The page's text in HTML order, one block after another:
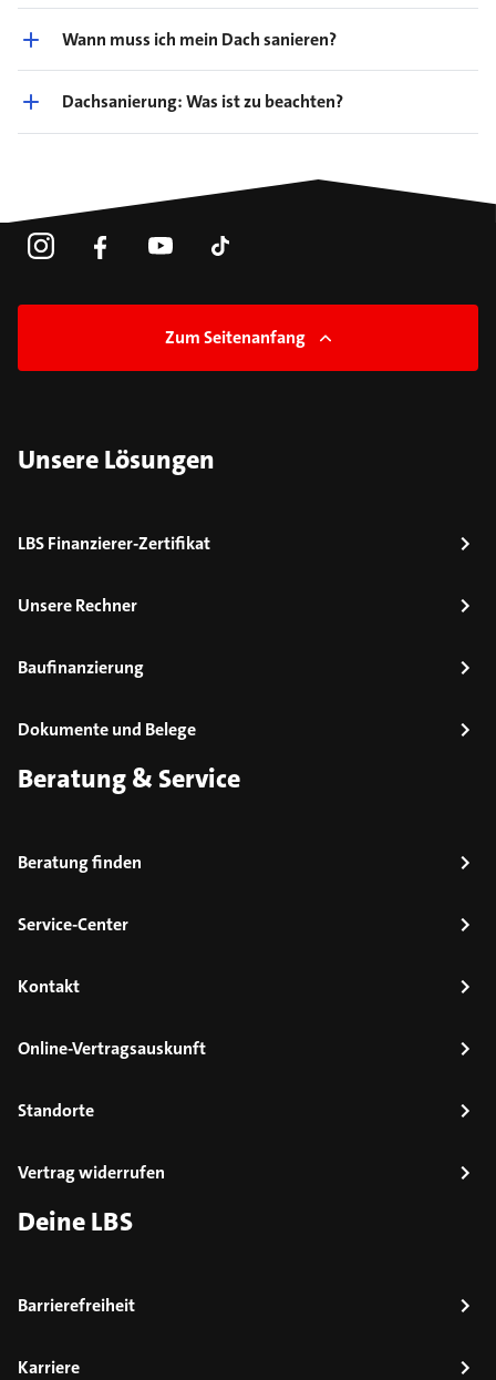
Wann muss ich mein Dach sanieren?
Dachsanierung: Was ist zu beachten?
Zum Seitenanfang
Unsere Lösungen
LBS Finanzierer-Zertifikat
Unsere Rechner
Baufinanzierung
Dokumente und Belege
Beratung & Service
Beratung finden
Service-Center
Kontakt
Online-Vertragsauskunft
Standorte
Vertrag widerrufen
Deine LBS
Barrierefreiheit
Karriere